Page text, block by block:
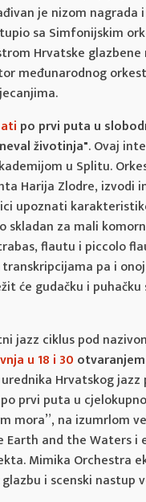
je nizom
sa Simfonijskim
Hrvatske
međunarodnog
po prvi puta u
životinja". Ovaj
u Splitu.
Harija Zlodre, izvodi
upoznati
skladan za mali
flautu i piccolo
pa i
će gudačku i
jazz ciklus pod
u 18 i 30
Hrvatskog
prvi puta u
mora”, na izumrlom
and the Waters i
Mimika Orchestra
i scenski nastup